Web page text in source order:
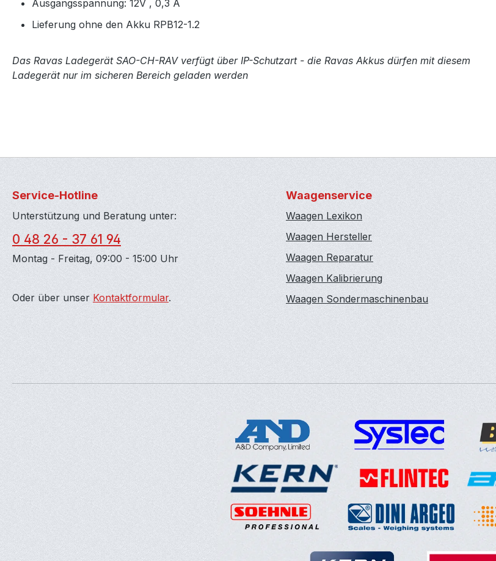
Ausgangsspannung: 12V , 0,3 A
Lieferung ohne den Akku RPB12-1.2
Das Ravas Ladegerät SAO-CH-RAV verfügt über IP-Schutzart - die Ravas Akkus dürfen mit diesem
Ladegerät nur im sicheren Bereich geladen werden
Service-Hotline
Unterstützung und Beratung unter:
0 48 26 - 37 61 94
Montag - Freitag, 09:00 - 15:00 Uhr
Oder über unser Kontaktformular.
Waagenservice
Waagen Lexikon
Waagen Hersteller
Waagen Reparatur
Waagen Kalibrierung
Waagen Sondermaschinenbau